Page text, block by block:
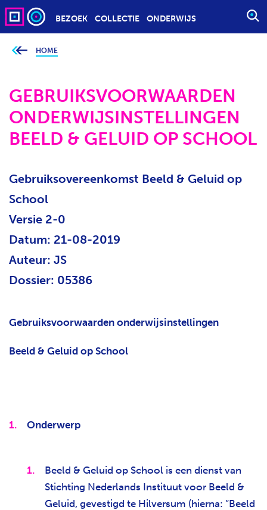
BEZOEK COLLECTIE ONDERWIJS
S
T
Z
J
i
n
d
t
e
h
:
HOME
GEBRUIKSVOORWAARDEN
ONDERWIJSINSTELLINGEN
BEELD & GELUID OP SCHOOL
Gebruiksovereenkomst Beeld & Geluid op
School
Versie 2-0
Datum: 21-08-2019
Auteur: JS
Dossier: 05386
Gebruiksvoorwaarden onderwijsinstellingen
Beeld & Geluid op School
Onderwerp
Beeld & Geluid op School is een dienst van
Stichting Nederlands Instituut voor Beeld &
Geluid, gevestigd te Hilversum (hierna: “Beeld